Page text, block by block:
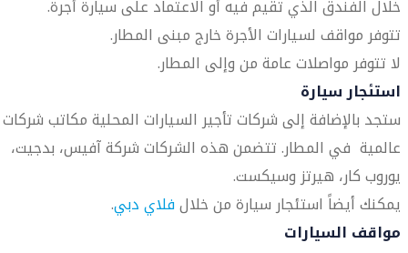
خلال الفندق الذي تقيم فيه أو الاعتماد على سيارة أجرة.
تتوفر مواقف لسيارات الأجرة خارج مبنى المطار.
لا تتوفر مواصلات عامة من وإلى المطار.
استئجار سيارة
ستجد بالإضافة إلى شركات تأجير السيارات المحلية مكاتب شركات
عالمية في المطار. تتضمن هذه الشركات شركة آفيس، بدجيت،
يوروب كار، هيرتز وسيكست.
يمكنك أيضاً استئجار سيارة من خلالفلاي دبي.
مواقف السيارات